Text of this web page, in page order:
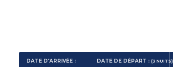
DATE D'ARRIVÉE : DATE DE DÉPART :(3NUITS)